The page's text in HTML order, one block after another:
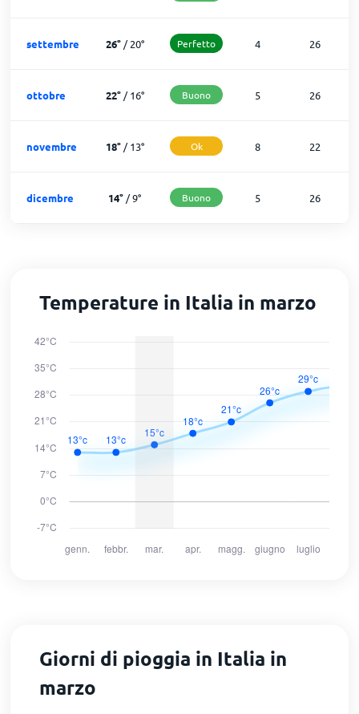
settembre 26°/20° Perfetto 4 26
ottobre 22°/16° Buono 5 26
novembre 18°/13° Ok 8 22
dicembre 14° /9° Buono 5 26
Temperature in Italia in marzo
Giorni di pioggia in Italia in
marzo